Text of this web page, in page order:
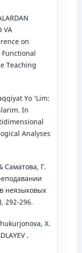
VA
on
Teaching
Yo ‘Lim:
In
Analyses
Саматова, Г.
неязыковых
292-296.
X.
.